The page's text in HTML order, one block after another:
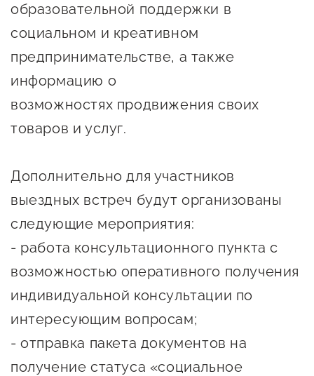
внешнего санкционного
давления
Центры поддержки
Центр информационно-
О центре
Поддержка центра
Центр образовательных
программ и молодежного
предпринимательства
О центре
Календарь
мероприятий для
предпринимателей
Проекты
социальной сферы
О центре
Центр финансовой
поддержки
образовательной поддержки в
социальном и креативном
предпринимательстве, а также
информацию о
возможностях продвижения своих
товаров и услуг.
Дополнительно для участников
выездных встреч будут организованы
следующие мероприятия:
- работа консультационного пункта с
возможностью оперативного получения
индивидуальной консультации по
интересующим вопросам;
- отправка пакета документов на
получение статуса «социальное